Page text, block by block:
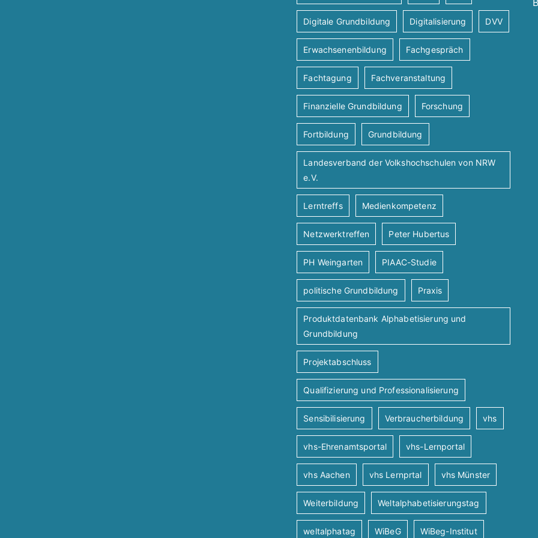
Digitale Grundbildung Digitalisierung DVV
Erwachsenenbildung Fachgespräch
Fachtagung Fachveranstaltung
Finanzielle Grundbildung Forschung
Fortbildung Grundbildung
Landesverband der Volkshochschulen von NRW
e.V.
Lerntreffs Medienkompetenz
Netzwerktreffen Peter Hubertus
PH Weingarten PIAAC-Studie
politische Grundbildung Praxis
Produktdatenbank Alphabetisierung und
Grundbildung
Projektabschluss
Qualifizierung und Professionalisierung
Sensibilisierung Verbraucherbildung vhs
vhs-Ehrenamtsportal vhs-Lernportal
vhs Aachen vhs Lernprtal vhs Münster
Weiterbildung Weltalphabetisierungstag
weltalphatag WiBeG WiBeg-Institut